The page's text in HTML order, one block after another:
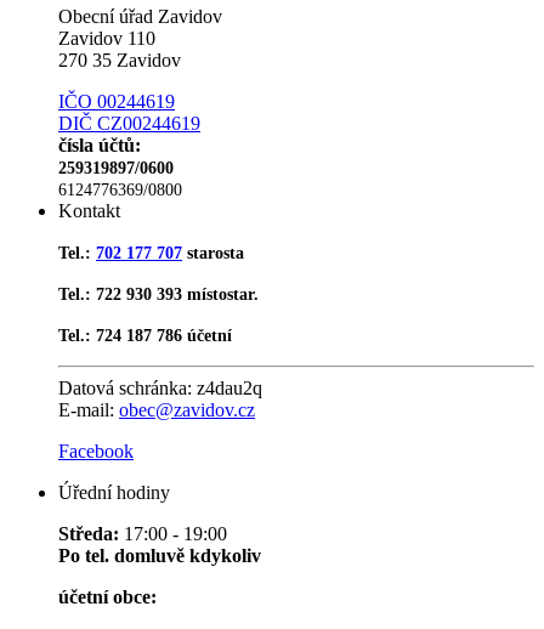
Obecní úřad Zavidov
Zavidov 110
270 35 Zavidov
IČO 00244619
DIČ CZ00244619
čísla účtů:
259319897/0600
6124776369/0800
Kontakt
Tel.: 702 177 707 starosta
Tel.: 722 930 393 místostar.
Tel.: 724 187 786 účetní
Datová schránka: z4dau2q
E-mail: obec@zavidov.cz
Facebook
Úřední hodiny
Středa: 17:00 - 19:00
Po tel. domluvě kdykoliv
účetní obce: